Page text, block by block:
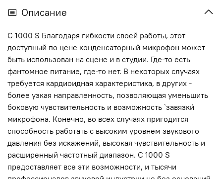
Описание
С 1000 S Благодаря гибкости своей работы, этот
доступный по цене конденсаторный микрофон может
быть использован на сцене и в студии. Где-то есть
фантомное питание, где-то нет. В некоторых случаях
требуется кардиоидная характеристика, в других -
более узкая направленность, позволяющая уменьшить
боковую чувствительность и возможность `завязки`
микрофона. Конечно, во всех случаях пригодится
способность работать с высоким уровнем звукового
давления без искажений, высокая чувствительность и
расширенный частотный диапазон. С 1000 S
предоставляет все эти возможности, и тысячи